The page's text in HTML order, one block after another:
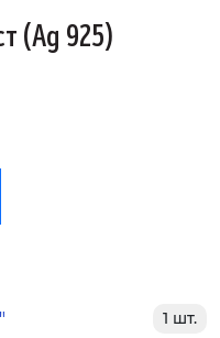
(Ag 925)
1 шт.